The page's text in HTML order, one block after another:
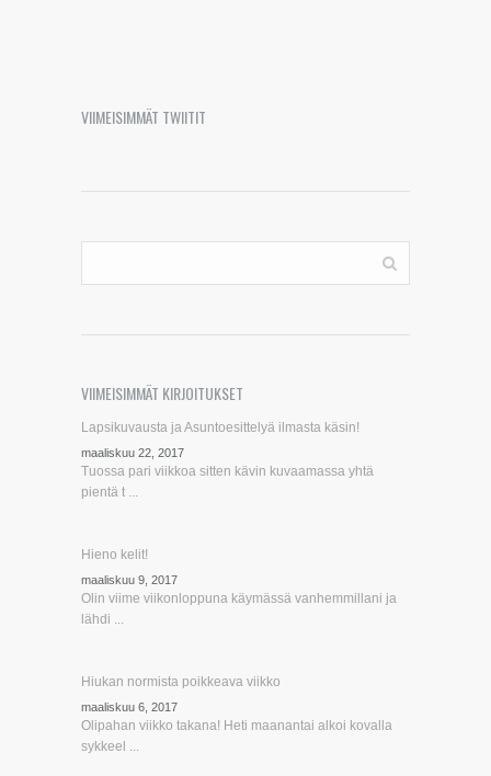
VIIMEISIMMÄT TWIITIT
VIIMEISIMMÄT KIRJOITUKSET
Lapsikuvausta ja Asuntoesittelyä ilmasta käsin!
maaliskuu 22, 2017
Tuossa pari viikkoa sitten kävin kuvaamassa yhtä
pientä t ...
Hieno kelit!
maaliskuu 9, 2017
Olin viime viikonloppuna käymässä vanhemmillani ja
lähdi ...
Hiukan normista poikkeava viikko
maaliskuu 6, 2017
Olipahan viikko takana! Heti maanantai alkoi kovalla
sykkeel ...